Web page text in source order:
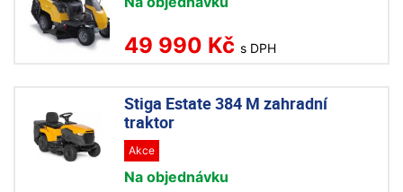
49 990 Kč s DPH
Stiga Estate 384 M zahradní
traktor
Akce
Na objednávku